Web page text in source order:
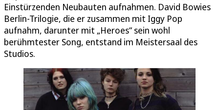
Einstürzenden Neubauten aufnahmen. David Bowies
Berlin-Trilogie, die er zusammen mit Iggy Pop
aufnahm, darunter mit „Heroes“ sein wohl
berühmtester Song, entstand im Meistersaal des
Studios.